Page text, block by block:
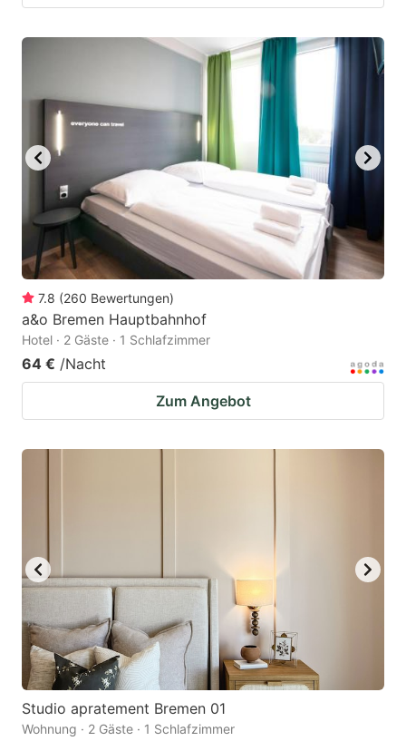
7.8 (260 Bewertungen)
a&o Bremen Hauptbahnhof
Hotel · 2 Gäste · 1 Schlafzimmer
64 € /Nacht
Zum Angebot
Studio apratement Bremen 01
Wohnung · 2 Gäste · 1 Schlafzimmer